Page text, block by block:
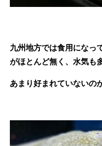
九州地方では食用になっ
がほとんど無く、水気も
あまり好まれていないの